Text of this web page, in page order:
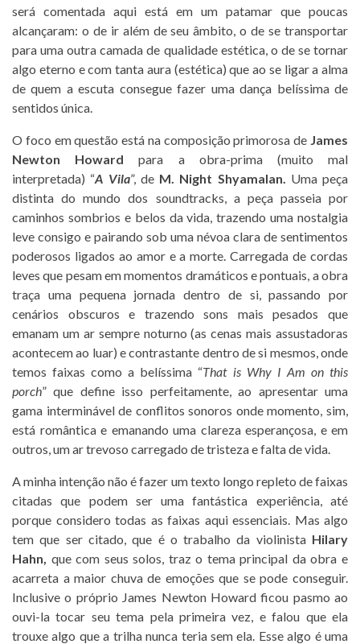
será comentada aqui está em um patamar que poucas
alcançaram: o de ir além de seu âmbito, o de se transportar
para uma outra camada de qualidade estética, o de se tornar
algo eterno e com tanta aura (estética) que ao se ligar a alma
de quem a escuta consegue fazer uma dança belíssima de
sentidos única.
O foco em questão está na composição primorosa de James
Newton Howard para a obra-prima (muito mal
interpretada) “A Vila”, deM. Night Shyamalan. Uma peça
distinta do mundo dos soundtracks, a peça passeia por
caminhos sombrios e belos da vida, trazendo uma nostalgia
leve consigo e pairando sob uma névoa clara de sentimentos
poderosos ligados ao amor e a morte. Carregada de cordas
leves que pesam em momentos dramáticos e pontuais, a obra
traça uma pequena jornada dentro de si, passando por
cenários obscuros e trazendo sons mais pesados que
emanam um ar sempre noturno (as cenas mais assustadoras
acontecem ao luar) e contrastante dentro de si mesmos, onde
temos faixas como a belíssima “That is Why I Am on this
porch” que define isso perfeitamente, ao apresentar uma
gama interminável de conflitos sonoros onde momento, sim,
está romântica e emanando uma clareza esperançosa, e em
outros, um ar trevoso carregado de tristeza e falta de vida.
A minha intenção não é fazer um texto longo repleto de faixas
citadas que podem ser uma fantástica experiência, até
porque considero todas as faixas aqui essenciais. Mas algo
tem que ser citado, que é o trabalho da violinista Hilary
Hahn, que com seus solos, traz o tema principal da obra e
acarreta a maior chuva de emoções que se pode conseguir.
Inclusive o próprio James Newton Howard ficou pasmo ao
ouvi-la tocar seu tema pela primeira vez, e falou que ela
trouxe algo que a trilha nunca teria sem ela. Esse algo é uma